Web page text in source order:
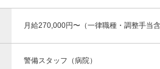
月給270,000円〜（一律職種・調整手当
警備スタッフ（病院）